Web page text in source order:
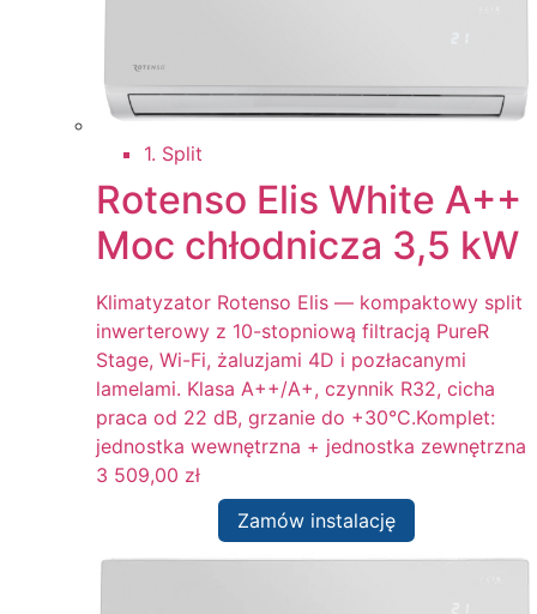
1. Split
Rotenso Elis White A++
Moc chłodnicza 3,5 kW
Klimatyzator Rotenso Elis — kompaktowy split
inwerterowy z 10-stopniową filtracją PureR
Stage, Wi-Fi, żaluzjami 4D i pozłacanymi
lamelami. Klasa A++/A+, czynnik R32, cicha
praca od 22 dB, grzanie do +30°C.Komplet:
jednostka wewnętrzna + jednostka zewnętrzna
3 509,00 zł
Zamów instalację